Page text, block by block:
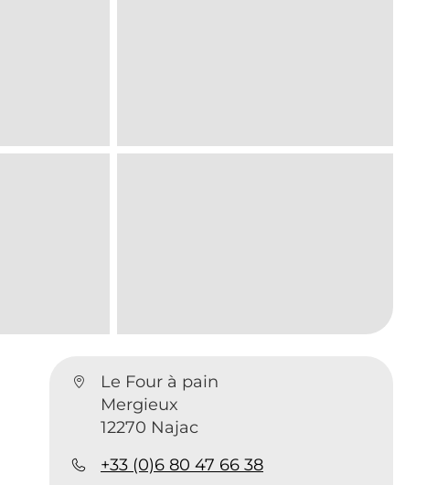
Le Four à pain
Mergieux
12270 Najac
+33 (0)6 80 47 66 38